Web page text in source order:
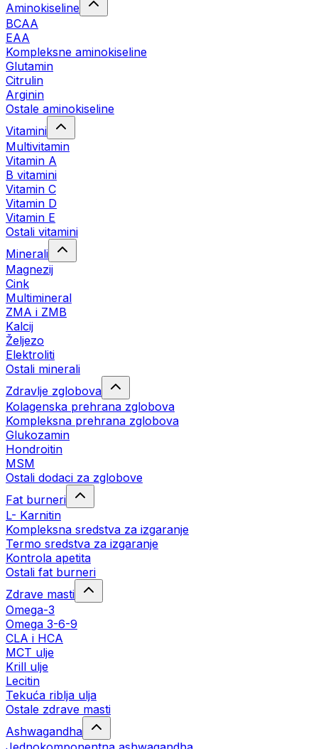
Aminokiseline
BCAA
EAA
Kompleksne aminokiseline
Glutamin
Citrulin
Arginin
Ostale aminokiseline
Vitamini
Multivitamin
Vitamin A
B vitamini
Vitamin C
Vitamin D
Vitamin E
Ostali vitamini
Minerali
Magnezij
Cink
Multimineral
ZMA i ZMB
Kalcij
Željezo
Elektroliti
Ostali minerali
Zdravlje zglobova
Kolagenska prehrana zglobova
Kompleksna prehrana zglobova
Glukozamin
Hondroitin
MSM
Ostali dodaci za zglobove
Fat burneri
L- Karnitin
Kompleksna sredstva za izgaranje
Termo sredstva za izgaranje
Kontrola apetita
Ostali fat burneri
Zdrave masti
Omega-3
Omega 3-6-9
CLA i HCA
MCT ulje
Krill ulje
Lecitin
Tekuća riblja ulja
Ostale zdrave masti
Ashwagandha